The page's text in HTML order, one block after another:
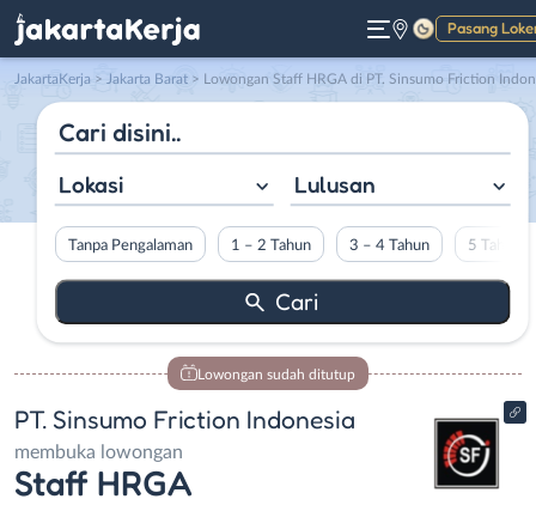
Pasang
Gelap
JakartaKerja > Jakarta Barat > Lowongan Staff HRGA di PT. Sinsumo Friction Indonesia
Lokasi Lulusan
Tanpa Pengalaman 1 – 2 Tahun 3 – 4 Tahun 5 Tahun
Lowongan sudah ditutup
PT. Sinsumo Friction Indonesia
membuka lowongan
Staff HRGA